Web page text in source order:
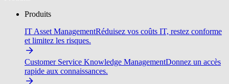
Produits
IT Asset ManagementRéduisez vos coûts IT, restez conforme
et limitez les risques.
Customer Service Knowledge ManagementDonnez un accès
rapide aux connaissances.